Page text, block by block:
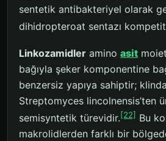
sentetik antibakteriyel olarak
dihidropteroat sentazı
Linkozamidler amino asit
bağıyla şeker komponentine
benzersiz yapıya sahiptir;
Streptomyces lincolnensis’ten
semisyntetik türevidir.[22] Bu
makrolidlerden farklı bir